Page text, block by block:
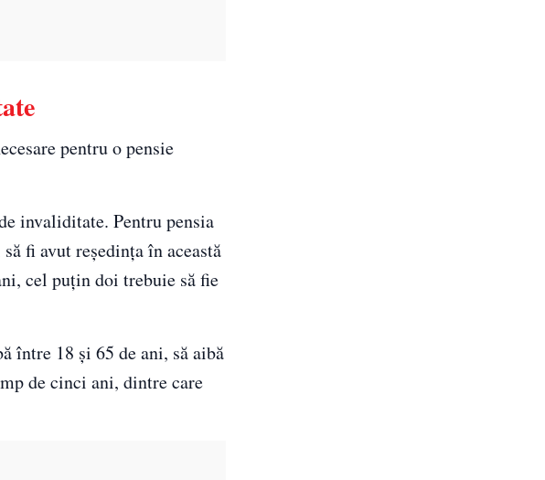
pentru o pensie
invaliditate. Pentru pensia
fi avut reședința în această
cel puțin doi trebuie să fie
între 18 și 65 de ani, să aibă
de cinci ani, dintre care